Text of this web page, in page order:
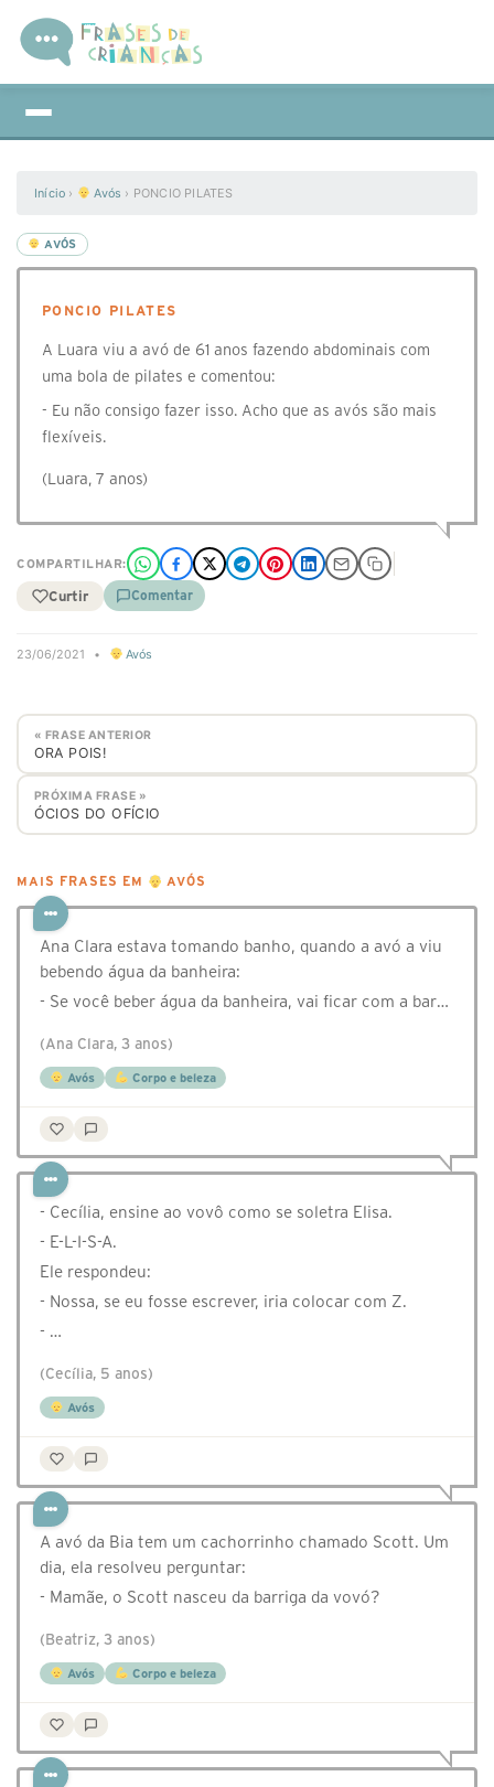
Início › Avós › PONCIO PILATES
AVÓS
PONCIO PILATES
A Luara viu a avó de 61 anos fazendo abdominais com
uma bola de pilates e comentou:
- Eu não consigo fazer isso. Acho que as avós são mais
flexíveis.
(Luara, 7 anos)
COMPARTILHAR:
Curtir Comentar
23/06/2021 • Avós
« FRASE ANTERIOR
ORA POIS!
PRÓXIMA FRASE »
ÓCIOS DO OFÍCIO
MAIS FRASES EM AVÓS
Ana Clara estava tomando banho, quando a avó a viu
bebendo água da banheira:
- Se você beber água da banheira, vai ficar com a bar…
(Ana Clara, 3 anos)
Avós Corpo e beleza
- Cecília, ensine ao vovô como se soletra Elisa.
- E-L-I-S-A.
Ele respondeu:
- Nossa, se eu fosse escrever, iria colocar com Z.
- …
(Cecília, 5 anos)
Avós
A avó da Bia tem um cachorrinho chamado Scott. Um
dia, ela resolveu perguntar:
- Mamãe, o Scott nasceu da barriga da vovó?
(Beatriz, 3 anos)
Avós Corpo e beleza